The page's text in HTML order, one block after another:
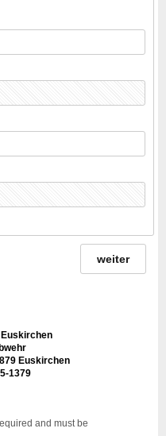
weiter
Euskirchen
1379
and must be